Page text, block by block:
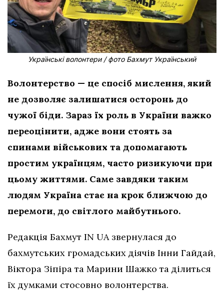
Українські волонтери / фото Бахмут Український
Волонтерство — це спосіб мислення, який
не дозволяє залишатися осторонь до
чужої біди. Зараз їх роль в України важко
переоцінити, адже вони стоять за
спинами військових та допомагають
простим українцям, часто ризикуючи при
цьому життями. Саме завдяки таким
людям Україна стає на крок ближчою до
перемоги, до світлого майбутнього.
Редакція Бахмут IN UA звернулася до
бахмутських громадських діячів Інни Гайдай,
Віктора Зіпіра та Марини Шажко та ділиться
їх думками стосовно волонтерства.